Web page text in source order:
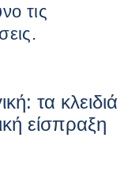
τις
τα κλειδιά
είσπραξη